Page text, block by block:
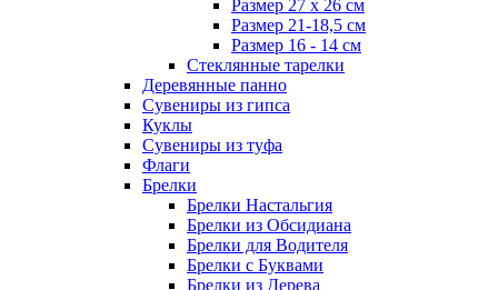
Размер 27 х 26 см
Размер 21-18,5 см
Размер 16 - 14 см
Стеклянные тарелки
Деревянные панно
Сувениры из гипса
Куклы
Сувениры из туфа
Флаги
Брелки
Брелки Настальгия
Брелки из Обсидиана
Брелки для Водителя
Брелки с Буквами
Брелки из Дерева